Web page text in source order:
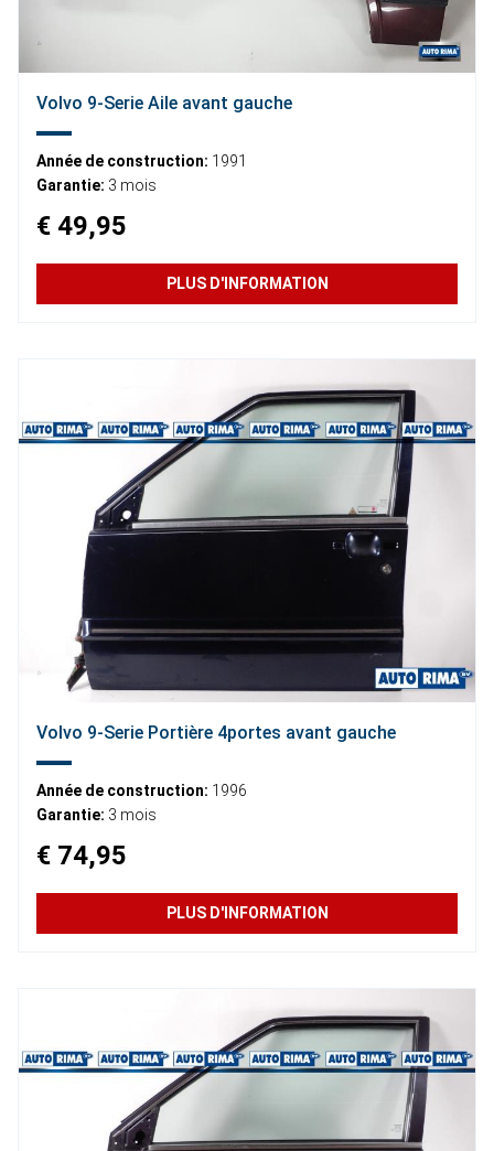
Volvo 9-Serie Aile avant gauche
Année de construction: 1991
Garantie: 3 mois
€ 49,95
PLUS D'INFORMATION
Volvo 9-Serie Portière 4portes avant gauche
Année de construction: 1996
Garantie: 3 mois
€ 74,95
PLUS D'INFORMATION